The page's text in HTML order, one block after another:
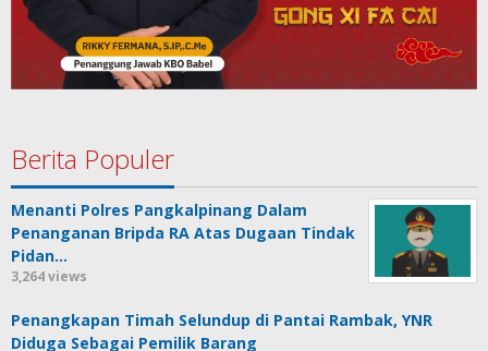
Berita Populer
Menanti Polres Pangkalpinang Dalam
Penanganan Bripda RA Atas Dugaan Tindak
Pidan…
3,264 views
Penangkapan Timah Selundup di Pantai Rambak, YNR
Diduga Sebagai Pemilik Barang